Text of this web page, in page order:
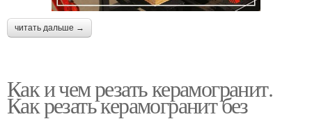
читать дальше →
Как и чем резать керамогранит.
Как резать керамогранит без